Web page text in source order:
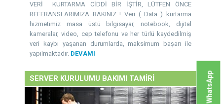
VERİ KURTARMA CİDDİ BİR İŞTİR, LÜTFEN ÖNCE
REFERANSLARIMIZA BAKINIZ ! Veri ( Data ) kurtarma
hizmetimiz masa üstü bilgisayar, notebook, dijital
kameralar, video, cep telefonu ve her türlü kaydedilmiş
veri kaybı yaşanan durumlarda, maksimum başarı ile
yapılmaktadır. DEVAMI
SERVER KURULUMU BAKIMI TAMİRİ WhatsApp